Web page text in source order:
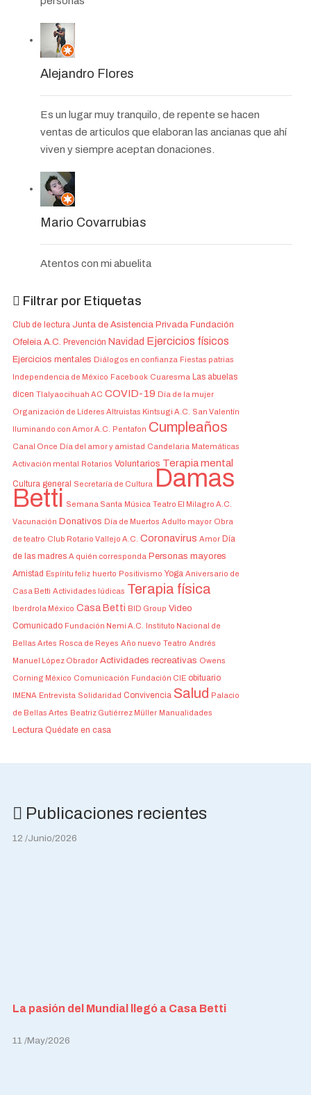
Alejandro Flores
Es un lugar muy tranquilo, de repente se hacen
ventas de articulos que elaboran las ancianas que ahí
viven y siempre aceptan donaciones.
Mario Covarrubias
Atentos con mi abuelita
Filtrar por Etiquetas
Club de lectura Junta de Asistencia Privada Fundación
Ofeleia A.C. Prevención Navidad Ejercicios físicos
Ejercicios mentales Diálogos en confianza Fiestas patrias
Independencia de México Facebook Cuaresma Las abuelas
dicen Tlalyaocihuah AC COVID-19 Día de la mujer
Organización de Líderes Altruistas Kintsugi A.C. San Valentín
Iluminando con Amor A.C. Pentafon Cumpleaños
Canal Once Día del amor y amistad Candelaria Matemáticas
Activación mental Rotarios Voluntarios Terapia mental
Cultura general Secretaría de Cultura Damas
Betti Semana Santa Música Teatro El Milagro A.C.
Vacunación Donativos Día de Muertos Adulto mayor Obra
de teatro Club Rotario Vallejo A.C. Coronavirus Amor Día
de las madres A quién corresponda Personas mayores
Amistad Espíritu feliz huerto Positivismo Yoga Aniversario de
Casa Betti Actividades lúdicas Terapia física
Iberdrola México Casa Betti BID Group Video
Comunicado Fundación Nemi A.C. Instituto Nacional de
Bellas Artes Rosca de Reyes Año nuevo Teatro Andrés
Manuel López Obrador Actividades recreativas Owens
Corning México Comunicación Fundación CIE obituario
IMENA Entrevista Solidaridad Convivencia Salud Palacio
de Bellas Artes Beatriz Gutiérrez Müller Manualidades
Lectura Quédate en casa
Publicaciones recientes
12 /Junio/2026
La pasión del Mundial llegó a Casa Betti
11 /May/2026